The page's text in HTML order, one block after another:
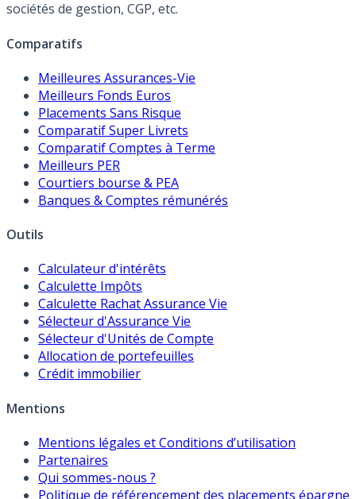
sociétés de gestion, CGP, etc.
Comparatifs
Meilleures Assurances-Vie
Meilleurs Fonds Euros
Placements Sans Risque
Comparatif Super Livrets
Comparatif Comptes à Terme
Meilleurs PER
Courtiers bourse & PEA
Banques & Comptes rémunérés
Outils
Calculateur d'intérêts
Calculette Impôts
Calculette Rachat Assurance Vie
Sélecteur d'Assurance Vie
Sélecteur d'Unités de Compte
Allocation de portefeuilles
Crédit immobilier
Mentions
Mentions légales et Conditions d’utilisation
Partenaires
Qui sommes-nous ?
Politique de référencement des placements épargne